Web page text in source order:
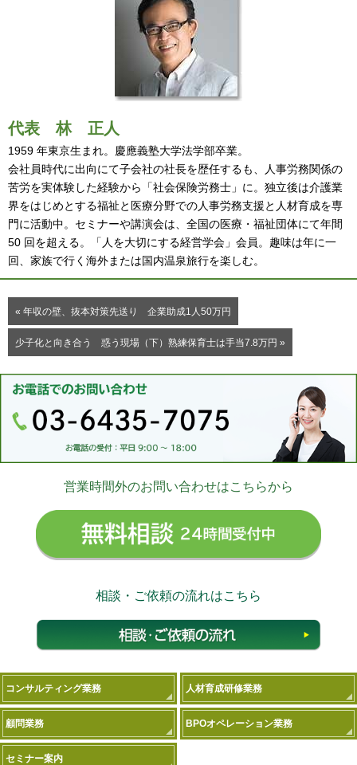
代表 林 正人
1959 年東京生まれ。慶應義塾大学法学部卒業。
会社員時代に出向にて子会社の社長を歴任するも、人事労務関係の
苦労を実体験した経験から「社会保険労務士」に。独立後は介護業
界をはじめとする福祉と医療分野での人事労務支援と人材育成を専
門に活動中。セミナーや講演会は、全国の医療・福祉団体にて年間
50 回を超える。「人を大切にする経営学会」会員。趣味は年に一
回、家族で行く海外または国内温泉旅行を楽しむ。
« 年収の壁、抜本対策先送り 企業助成1人50万円
少子化と向き合う 惑う現場（下）熟練保育士は手当7.8万円 »
営業時間外のお問い合わせはこちらから
相談・ご依頼の流れはこちら
コンサルティング業務 人材育成研修業務
顧問業務 BPOオペレーション業務
セミナー案内